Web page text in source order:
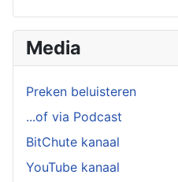
Media
Preken beluisteren
...of via Podcast
BitChute kanaal
YouTube kanaal